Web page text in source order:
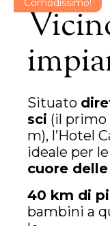
Comodissimo!
Situato
sci (il
m), l’Hotel
ideale per
cuore
40 km di
bambini a